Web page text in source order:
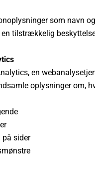
som navn
tilstrækkelig
en
oplysninger om,
sider